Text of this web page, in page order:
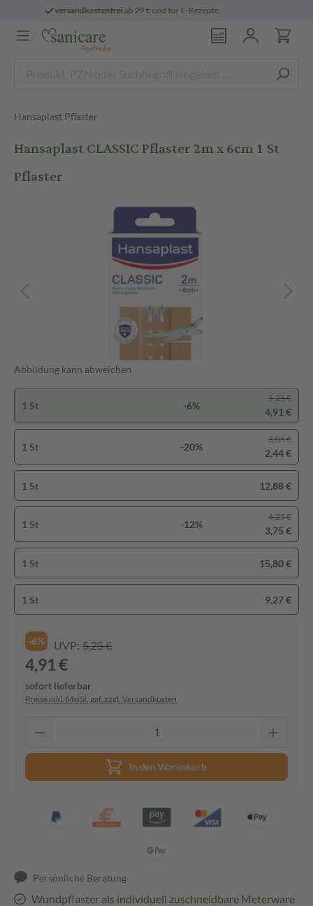
persönlichepharmazeutische Beratung
Hansaplast Pflaster
Hansaplast CLASSIC Pflaster 2m x 6cm 1 St
Pflaster
Abbildung kann abweichen
1 St -6%
5,25 €
4,91 €
1 St -20%
3,05 €
2,44 €
1 St 12,88 €
1 St -12%
4,25 €
3,75 €
1 St 15,80 €
1 St 9,27 €
-6% UVP: 5,25 €
4,91 €
sofort lieferbar
Preise inkl. MwSt. ggf. zzgl. Versandkosten
In den Warenkorb
Persönliche Beratung
Wundpflaster als individuell zuschneidbare Meterware